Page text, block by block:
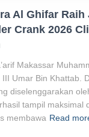
Al Ghifar Raih
Crank 2026
Makassar
Umar Bin Khattab.
diselenggarakan
tampil maksimal
membawa Read